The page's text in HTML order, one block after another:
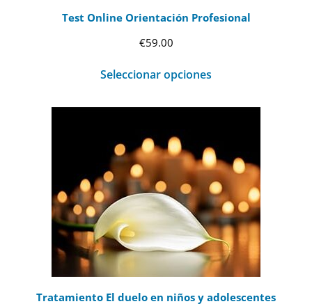
Test Online Orientación Profesional
€59.00
Seleccionar opciones
Tratamiento El duelo en niños y adolescentes